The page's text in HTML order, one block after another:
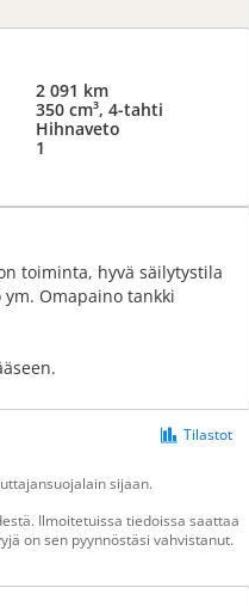
2 091 km
350 cm³, 4-tahti
Hihnaveto
1
toiminta, hyvä säilytystila
Omapaino tankki
Tilastot
sijaan.
Ilmoitetuissa tiedoissa saattaa
on sen pyynnöstäsi vahvistanut.